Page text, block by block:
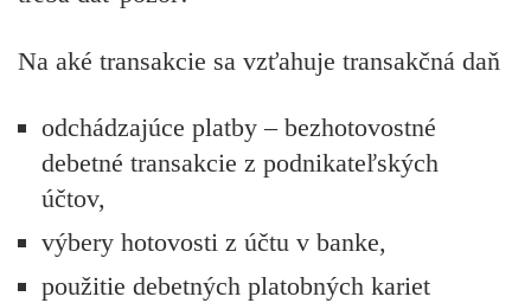
Na aké transakcie sa vzťahuje transakčná daň
odchádzajúce platby – bezhotovostné
debetné transakcie z podnikateľských
účtov,
výbery hotovosti z účtu v banke,
použitie debetných platobných kariet